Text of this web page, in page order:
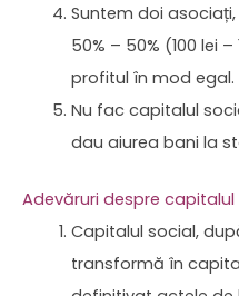
Suntem doi
50% – 50% (100 lei
profitul în mod egal.
Nu fac capitalul
dau aiurea bani la
Adevăruri despre capitalul
Capitalul social,
transformă în